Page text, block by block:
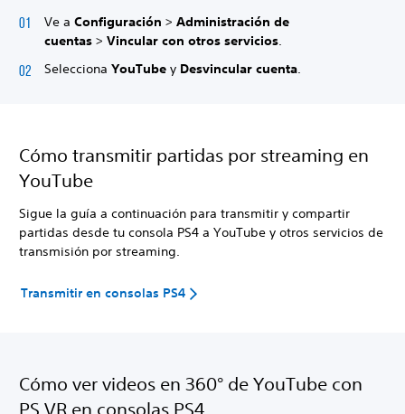
Ve a Configuración > Administración de
cuentas > Vincular con otros servicios
Selecciona YouTube y Desvincular cuenta.
Cómo transmitir partidas por streaming en
YouTube
Sigue la guía a continuación para transmitir y compartir
partidas desde tu consola PS4 a YouTube y otros servicios de
transmisión por streaming.
Transmitir en consolas PS4
Cómo ver videos en 360° de YouTube con
PS VR en consolas PS4